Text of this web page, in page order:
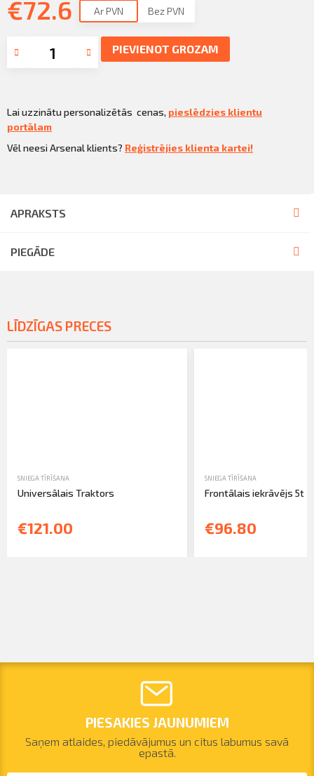
KLIENTU PORTĀLS
KĻŪT PAR KLIENTU
€72.6 Ar PVN Bez PVN
PIEVIENOT GROZAM
Lai uzzinātu personalizētās cenas, pieslēdzies klientu
portālam
Vēl neesi Arsenal klients? Reģistrējies klienta kartei!
APRAKSTS
PIEGĀDE
LĪDZĪGAS PRECES
SNIEGA TĪRĪŠANA
Universālais Traktors
€121.00
SNIEGA TĪRĪŠANA
Frontālais iekrāvējs 5t
€96.80
PIESAKIES JAUNUMIEM
Saņem atlaides, piedāvājumus un citus labumus savā
epastā.